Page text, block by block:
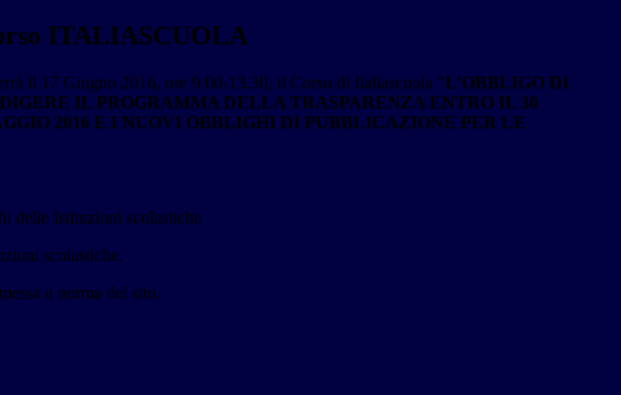
ITALIASCUOLA
il 17 Giugno 2016, ore 9.00-13.30, il Corso di Italiascuola "L’OBBLIGO DI
IL PROGRAMMA DELLA TRASPARENZA ENTRO IL 30
2016 E I NUOVI OBBLIGHI DI PUBBLICAZIONE PER LE
delle Istituzioni scolastiche
scolastiche.
a norma del sito.